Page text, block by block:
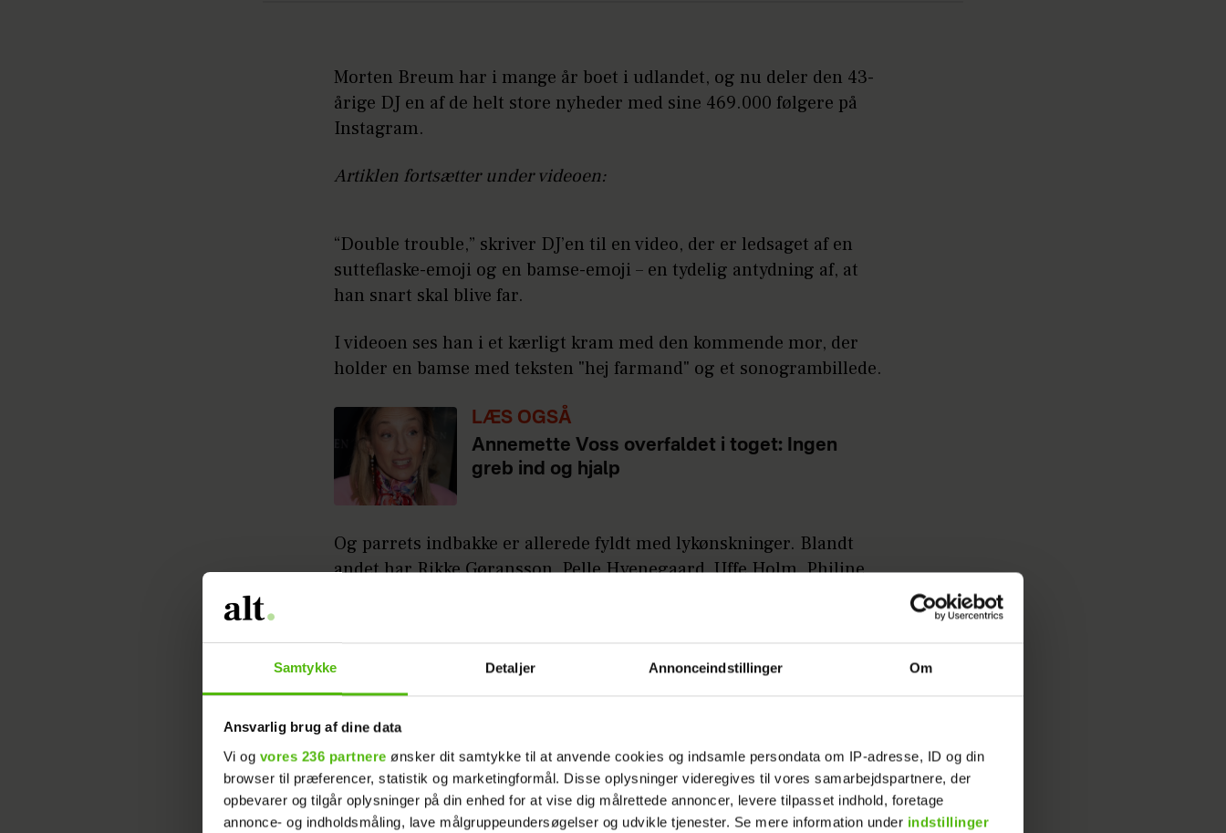
Samtykke Detaljer Annonceindstillinger Om
Ansvarlig brug af dine data
Vi og vores 236 partnere ønsker dit samtykke til at anvende cookies og indsamle persondata om IP-adresse, ID og din
browser til præferencer, statistik og marketingformål. Disse oplysninger videregives til vores samarbejdspartnere, der
opbevarer og tilgår oplysninger på din enhed for at vise dig målrettede annoncer, levere tilpasset indhold, foretage
annonce- og indholdsmåling, lave målgruppeundersøgelser og udvikle tjenester. Se mere information under indstillinger
Morten Breum har i mange år boet i udlandet, og nu deler den 43-
årige DJ en af de helt store nyheder med sine 469.000 følgere på
Instagram.
Artiklen fortsætter under videoen:
“Double trouble,” skriver DJ’en til en video, der er ledsaget af en
sutteflaske-emoji og en bamse-emoji – en tydelig antydning af, at
han snart skal blive far.
I videoen ses han i et kærligt kram med den kommende mor, der
holder en bamse med teksten "hej farmand" og et sonogrambillede.
LÆS OGSÅ
Annemette Voss overfaldet i toget: Ingen
greb ind og hjalp
Og parrets indbakke er allerede fyldt med lykønskninger. Blandt
andet har Rikke Gøransson, Pelle Hvenegaard, Uffe Holm, Philine
LÆS OGSÅ
Ydmyg og verdensmester: Kæmper med
I forbindelse med offentliggørelsen af den store nyhed har han
tagget den kommende mor, der går under navnet "Rocky". Dog